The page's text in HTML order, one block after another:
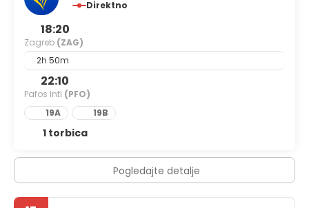
Direktno
18:20
Zagreb (ZAG)
2h 50m
22:10
Pafos Intl (PFO)
19A
19B
1 torbica
Pogledajte detalje